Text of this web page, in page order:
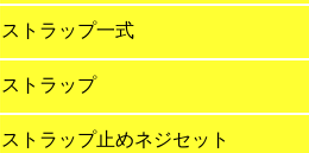
ストラップ一式
ストラップ
ストラップ止めネジセット